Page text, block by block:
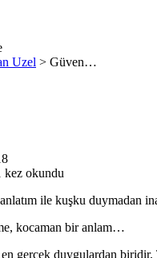
Uzel > Güven…
kez okundu
ile kuşku duymadan
kocaman bir anlam…
gerçek duygulardan biridir.